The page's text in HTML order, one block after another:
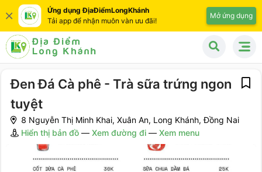
Ứng dụng ĐịaĐiểmLongKhánh
Tải app để nhận muôn vàn ưu đãi!
Mở ứng dụng
Đen Đá Cà phê - Trà sữa trứng ngon
tuyệt
8 Nguyễn Thị Minh Khai, Xuân An, Long Khánh, Đồng Nai
Hiển thị bản đồ — Xem đường đi — Xem menu